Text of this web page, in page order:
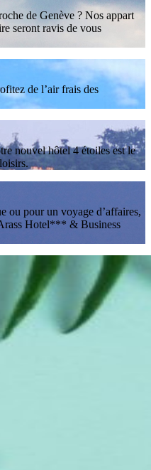
de Genève ? Nos appart
seront ravis de vous
de l’air frais des
nouvel hôtel 4 étoiles est le
ou pour un voyage d’affaires,
Hotel*** & Business